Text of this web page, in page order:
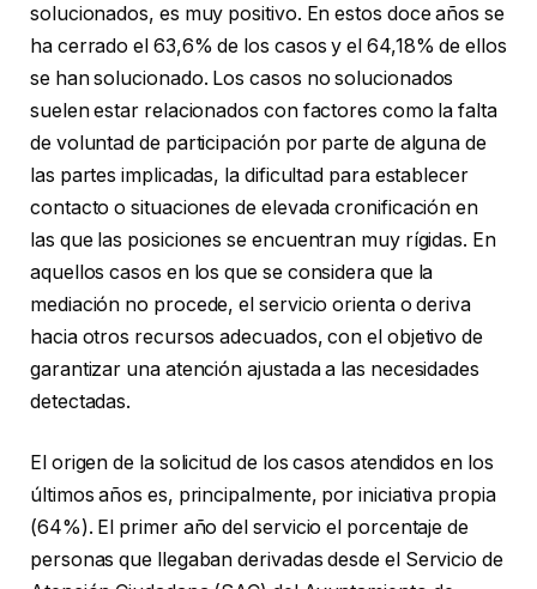
solucionados, es muy positivo. En estos doce años se
ha cerrado el 63,6% de los casos y el 64,18% de ellos
se han solucionado. Los casos no solucionados
suelen estar relacionados con factores como la falta
de voluntad de participación por parte de alguna de
las partes implicadas, la dificultad para establecer
contacto o situaciones de elevada cronificación en
las que las posiciones se encuentran muy rígidas. En
aquellos casos en los que se considera que la
mediación no procede, el servicio orienta o deriva
hacia otros recursos adecuados, con el objetivo de
garantizar una atención ajustada a las necesidades
detectadas.
El origen de la solicitud de los casos atendidos en los
últimos años es, principalmente, por iniciativa propia
(64%). El primer año del servicio el porcentaje de
personas que llegaban derivadas desde el Servicio de